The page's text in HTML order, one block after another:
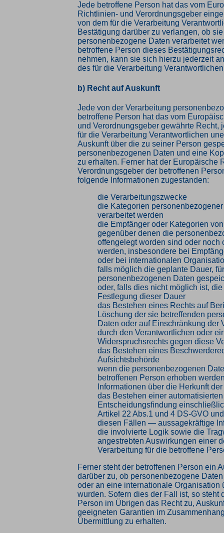
Jede betroffene Person hat das vom
Richtlinien- und Verordnungsgeber
von dem für die Verarbeitung
Bestätigung darüber zu verlangen, ob
personenbezogene Daten verarbeitet
betroffene Person dieses
nehmen, kann sie sich hierzu jederzeit
des für die Verarbeitung
b) Recht auf Auskunft
Jede von der Verarbeitung
betroffene Person hat das vom
und Verordnungsgeber gewährte Recht,
für die Verarbeitung Verantwortlichen
Auskunft über die zu seiner Person
personenbezogenen Daten und eine
zu erhalten. Ferner hat der Europäische
Verordnungsgeber der betroffenen
folgende Informationen zugestanden:
die Verarbeitungszwecke
die Kategorien
verarbeitet werden
die Empfänger oder Kategorien
gegenüber denen die
offengelegt worden sind oder noch
werden, insbesondere bei
oder bei internationalen
falls möglich die geplante Dauer,
personenbezogenen Daten
oder, falls dies nicht möglich ist,
Festlegung dieser Dauer
das Bestehen eines Rechts auf
Löschung der sie betreffenden
Daten oder auf Einschränkung der
durch den Verantwortlichen oder
Widerspruchsrechts gegen diese
das Bestehen eines
Aufsichtsbehörde
wenn die personenbezogenen
betroffenen Person erhoben
Informationen über die Herkunft
das Bestehen einer automatisierten
Entscheidungsfindung
Artikel 22 Abs.1 und 4 DS-GVO
diesen Fällen — aussagekräftige
die involvierte Logik sowie die
angestrebten Auswirkungen einer
Verarbeitung für die betroffene
Ferner steht der betroffenen Person ein
darüber zu, ob personenbezogene
oder an eine internationale Organisation
wurden. Sofern dies der Fall ist, so steht
Person im Übrigen das Recht zu,
geeigneten Garantien im
Übermittlung zu erhalten.